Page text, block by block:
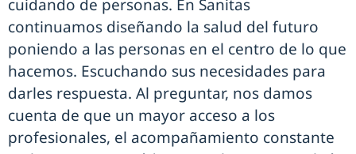
cuidando de personas. En Sanitas
continuamos diseñando la salud del futuro
poniendo a las personas en el centro de lo que
hacemos. Escuchando sus necesidades para
darles respuesta. Al preguntar, nos damos
cuenta de que un mayor acceso a los
profesionales, el acompañamiento constante